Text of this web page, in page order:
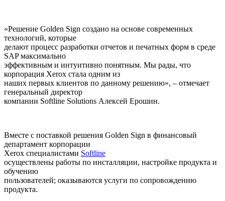
«Решение Golden Sign создано на основе современных
технологий, которые
делают процесс разработки отчетов и печатных форм в среде
SAP максимально
эффективным и интуитивно понятным. Мы рады, что
корпорация Xerox стала одним из
наших первых клиентов по данному решению», – отмечает
генеральный директор
компании Softline Solutions Алексей Ерошин.
Вместе с поставкой решения Golden Sign в финансовый
департамент корпорации
Xerox специалистами Softline
осуществлены работы по инсталляции, настройке продукта и
обучению
пользователей; оказываются услуги по сопровождению
продукта.